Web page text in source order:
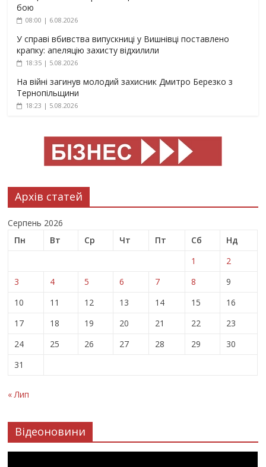
бою
08:00 | 6.08.2026
У справі вбивства випускниці у Вишнівці поставлено
крапку: апеляцію захисту відхилили
18:35 | 5.08.2026
На війні загинув молодий захисник Дмитро Березко з
Тернопільщини
18:23 | 5.08.2026
Архів статей
Серпень 2026
Пн
Вт Ср Чт Пт Сб
Нд
1
2
3
4 5 6 7 8
9
10
11 12 13 14 15
16
17
18 19 20 21 22
23
24
25 26 27 28 29
30
31
« Лип
Відеоновини